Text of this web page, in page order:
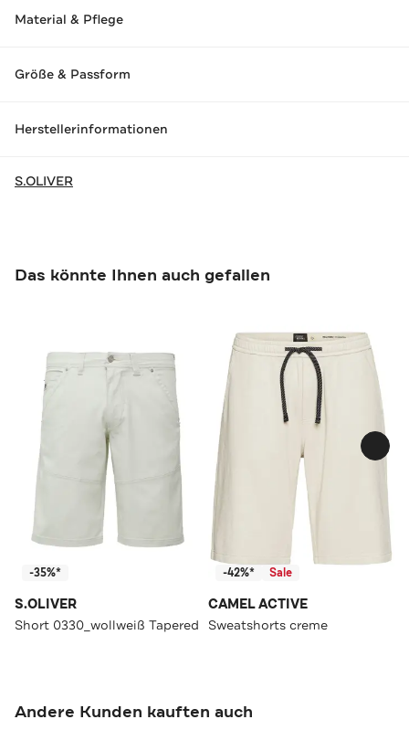
Material & Pflege
Größe & Passform
Herstellerinformationen
S.OLIVER
Das könnte Ihnen auch gefallen
-35%*
S.OLIVER
Short 0330_wollweiß Tapered
-42%* Sale
CAMEL ACTIVE
Sweatshorts creme
Andere Kunden kauften auch